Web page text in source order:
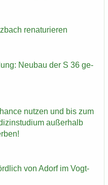
re­na­tu­rie­ren
Neu­bau der S 36 ge­
nut­zen und bis zum
au­ßer­halb
von Adorf im Vogt­